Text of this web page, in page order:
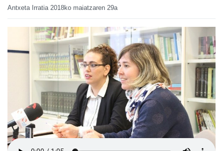
Antxeta Irratia 2018ko maiatzaren 29a